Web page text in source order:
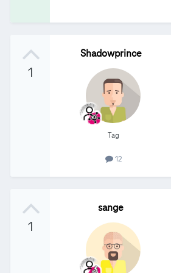
1
Shadowprince
Tag
12
1
sange